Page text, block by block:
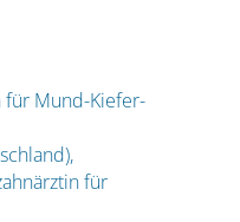
für Mund-Kiefer-
für